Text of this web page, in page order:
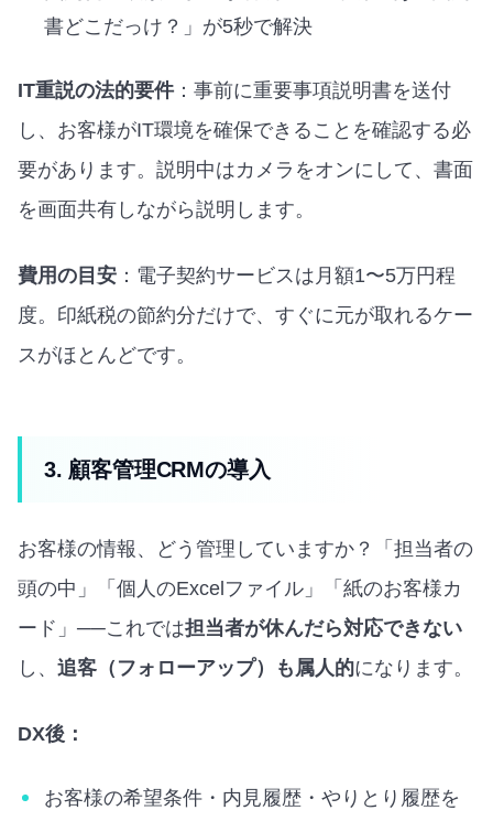
書どこだっけ？」が5秒で解決
IT重説の法的要件：事前に重要事項説明書を送付
し、お客様がIT環境を確保できることを確認する必
要があります。説明中はカメラをオンにして、書面
を画面共有しながら説明します。
費用の目安 ：電子契約サービスは月額1〜5万円程
度。印紙税の節約分だけで、すぐに元が取れるケー
スがほとんどです。
3. 顧客管理CRMの導入
お客様の情報、どう管理していますか？「担当者の
頭の中」「個人のExcelファイル」「紙のお客様カ
ード」──これでは担当者が休んだら対応できない
し、 追客（フォローアップ）も属人的になります。
DX後：
お客様の希望条件・内見履歴・やりとり履歴を